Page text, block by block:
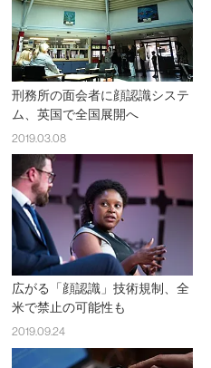
刑務所の面会者に顔認識システ
ム、英国で全国展開へ
2019.03.08
広がる「顔認識」技術規制、全
米で禁止の可能性も
2019.09.24